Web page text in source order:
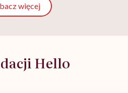
więcej
Hello